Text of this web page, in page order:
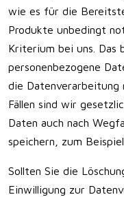
wie es für die
Produkte unbedingt
Kriterium bei uns. Das
personenbezogene
die Datenverarbeitung
Fällen sind wir
Daten auch nach
speichern, zum
Sollten Sie die
Einwilligung zur